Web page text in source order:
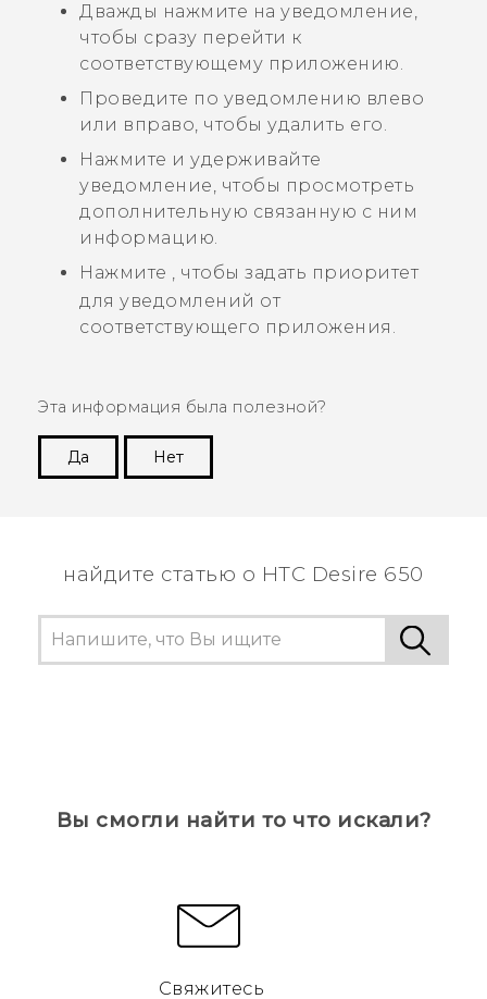
Дважды нажмите на уведомление,
чтобы сразу перейти к
соответствующему приложению.
Проведите по уведомлению влево
или вправо, чтобы удалить его.
Нажмите и удерживайте
уведомление, чтобы просмотреть
дополнительную связанную с ним
информацию.
Нажмите , чтобы задать приоритет
для уведомлений от
соответствующего приложения.
Эта информация была полезной?
Да
Нет
найдите статью о HTC Desire 650
Вы смогли найти то что искали?
Свяжитесь